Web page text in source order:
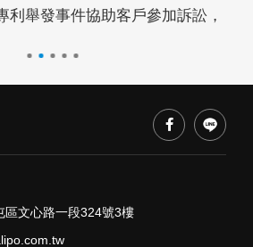
協助客戶請求法院禁止對方重製
利舉發事件協助客戶參加訴訟，成
區文心路一段324號3樓